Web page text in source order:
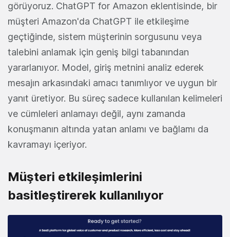
görüyoruz. ChatGPT for Amazon eklentisinde, bir
müşteri Amazon'da ChatGPT ile etkileşime
geçtiğinde, sistem müşterinin sorgusunu veya
talebini anlamak için geniş bilgi tabanından
yararlanıyor. Model, giriş metnini analiz ederek
mesajın arkasındaki amacı tanımlıyor ve uygun bir
yanıt üretiyor. Bu süreç sadece kullanılan kelimeleri
ve cümleleri anlamayı değil, aynı zamanda
konuşmanın altında yatan anlamı ve bağlamı da
kavramayı içeriyor.
Müşteri etkileşimlerini
basitleştirerek kullanılıyor